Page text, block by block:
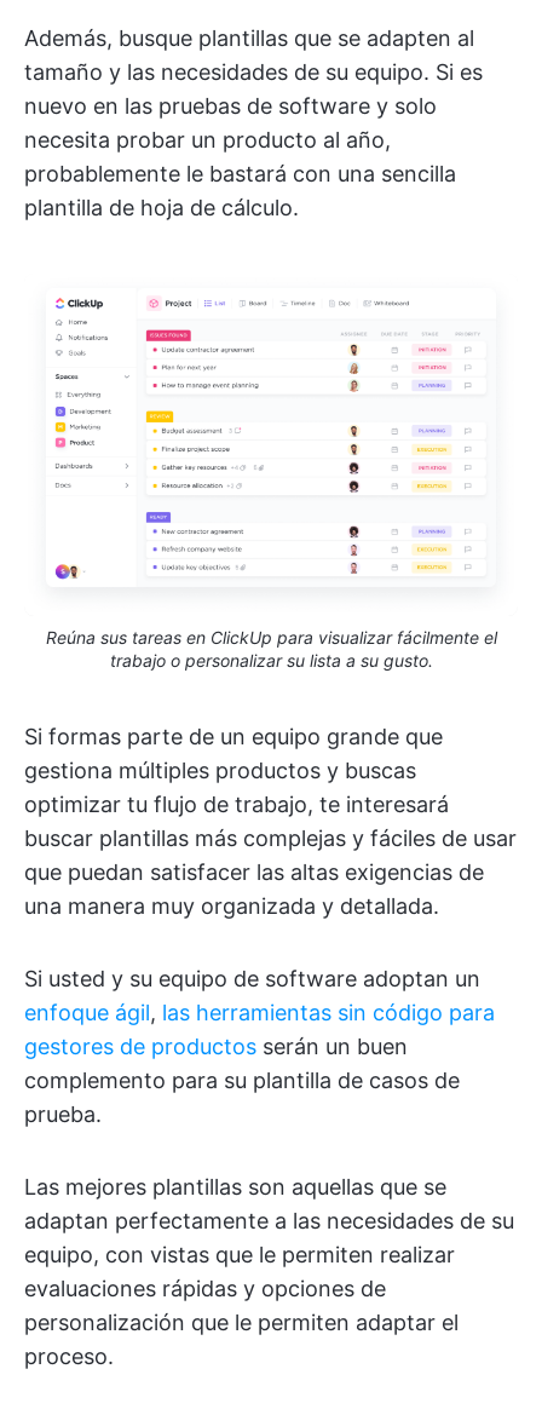
Además, busque plantillas que se adapten al
tamaño y las necesidades de su equipo. Si es
nuevo en las pruebas de software y solo
necesita probar un producto al año,
probablemente le bastará con una sencilla
plantilla de hoja de cálculo.
Reúna sus tareas en ClickUp para visualizar fácilmente el
trabajo o personalizar su lista a su gusto.
Si formas parte de un equipo grande que
gestiona múltiples productos y buscas
optimizar tu flujo de trabajo, te interesará
buscar plantillas más complejas y fáciles de usar
que puedan satisfacer las altas exigencias de
una manera muy organizada y detallada.
Si usted y su equipo de software adoptan un
enfoque ágil, las herramientas sin código para
gestores de productos serán un buen
complemento para su plantilla de casos de
prueba.
Las mejores plantillas son aquellas que se
adaptan perfectamente a las necesidades de su
equipo, con vistas que le permiten realizar
evaluaciones rápidas y opciones de
personalización que le permiten adaptar el
proceso.